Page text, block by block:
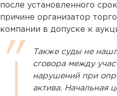
после установленного
причине организатор
компании в допуске к
Также суды не
сговора между
нарушений при
актива. Начальная